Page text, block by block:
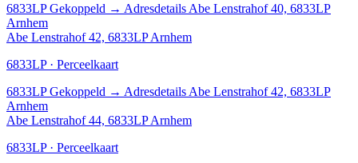
6833LP Gekoppeld → Adresdetails Abe Lenstrahof 40, 6833LP
Arnhem
Abe Lenstrahof 42, 6833LP Arnhem
6833LP · Perceelkaart
6833LP Gekoppeld → Adresdetails Abe Lenstrahof 42, 6833LP
Arnhem
Abe Lenstrahof 44, 6833LP Arnhem
6833LP · Perceelkaart